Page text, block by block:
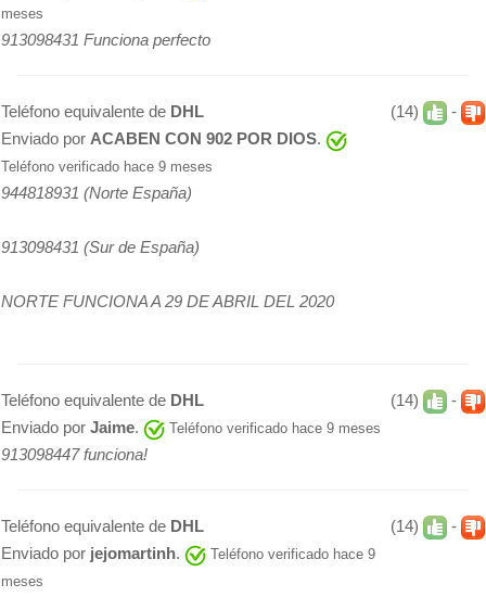
meses
913098431 Funciona perfecto
(14) -
Teléfono equivalente de DHL
Enviado por ACABEN CON 902 POR DIOS.
Teléfono verificado hace 9 meses
944818931 (Norte España)
913098431 (Sur de España)
NORTE FUNCIONA A 29 DE ABRIL DEL 2020
(14) -
Teléfono equivalente de DHL
Enviado por Jaime. Teléfono verificado hace 9 meses
913098447 funciona!
(14) -
Teléfono equivalente de DHL
Enviado por jejomartinh.
Teléfono verificado hace 9
meses